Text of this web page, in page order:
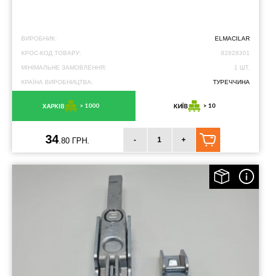
ВИРОБНИК: ELMACILAR
КРОС-КОД ТОВАРУ: 82828301
МІНІМАЛЬНЕ ЗАМОВЛЕННЯ: 1 ШТ.
КРАЇНА ВИРОБНИЦТВА: ТУРЕЧЧИНА
ХАРКІВ > 1000 КИЇВ > 10
34 .80 ГРН. - +